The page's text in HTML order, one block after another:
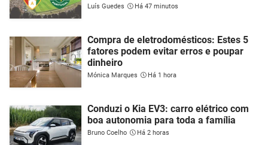
Luís Guedes Há 47 minutos
Compra de eletrodomésticos: Estes 5
fatores podem evitar erros e poupar
dinheiro
Mónica Marques Há 1 hora
Conduzi o Kia EV3: carro elétrico com
boa autonomia para toda a família
Bruno Coelho Há 2 horas